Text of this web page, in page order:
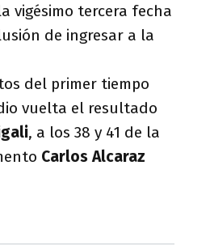
vigésimo tercera fecha
de ingresar a la
del primer tiempo
vuelta el resultado
, a los 38 y 41 de la
Carlos Alcaraz